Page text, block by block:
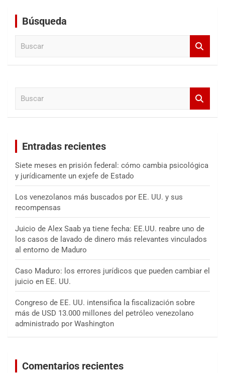
Búsqueda
Entradas recientes
Siete meses en prisión federal: cómo cambia psicológica
y jurídicamente un exjefe de Estado
Los venezolanos más buscados por EE. UU. y sus
recompensas
Juicio de Alex Saab ya tiene fecha: EE.UU. reabre uno de
los casos de lavado de dinero más relevantes vinculados
al entorno de Maduro
Caso Maduro: los errores jurídicos que pueden cambiar el
juicio en EE. UU.
Congreso de EE. UU. intensifica la fiscalización sobre
más de USD 13.000 millones del petróleo venezolano
administrado por Washington
Comentarios recientes